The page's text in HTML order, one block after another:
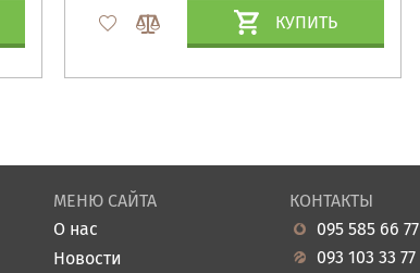
КУПИТЬ
МЕНЮ САЙТА
О нас
Новости
КОНТАКТЫ
095 585 66 77
093 103 33 77